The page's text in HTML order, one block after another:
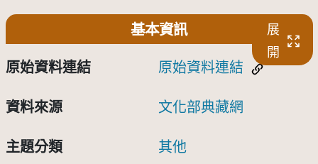
基本資訊
展
開
原始資料連結 原始資料連結
資料來源 文化部典藏網
主題分類 其他